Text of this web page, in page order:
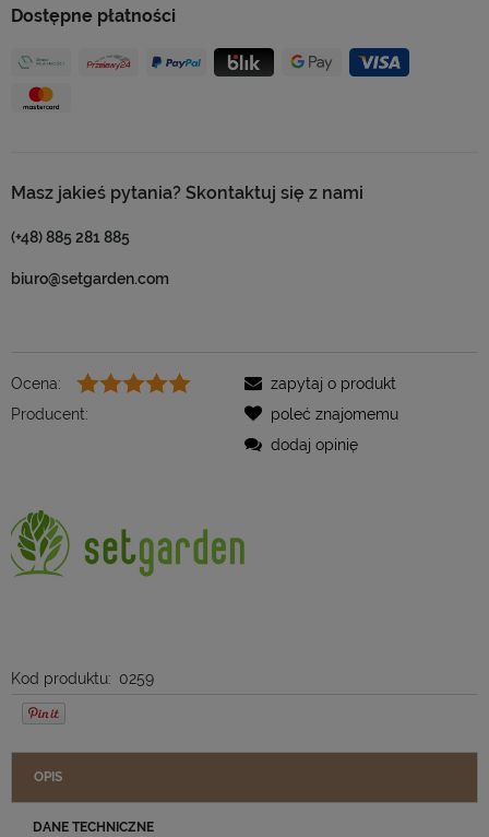
Dostępne płatności
Masz jakieś pytania? Skontaktuj się z nami
(+48) 885 281 885
biuro@setgarden.com
Ocena:
Producent:
Kod produktu: 0259
zapytaj o produkt
poleć znajomemu
dodaj opinię
OPIS
DANE TECHNICZNE